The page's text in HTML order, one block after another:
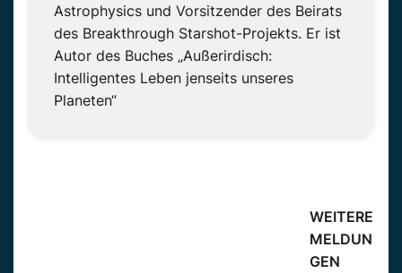
Astrophysics und Vorsitzender des Beirats
des Breakthrough Starshot-Projekts. Er ist
Autor des Buches „Außerirdisch:
Intelligentes Leben jenseits unseres
Planeten“
WEITERE
MELDUN
GEN